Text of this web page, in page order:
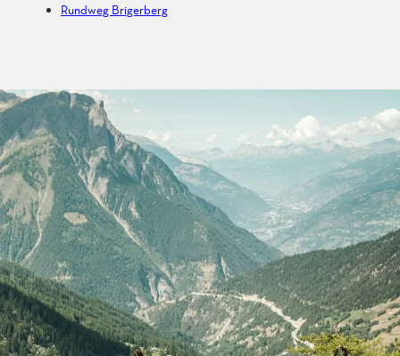
Rundweg Brigerberg